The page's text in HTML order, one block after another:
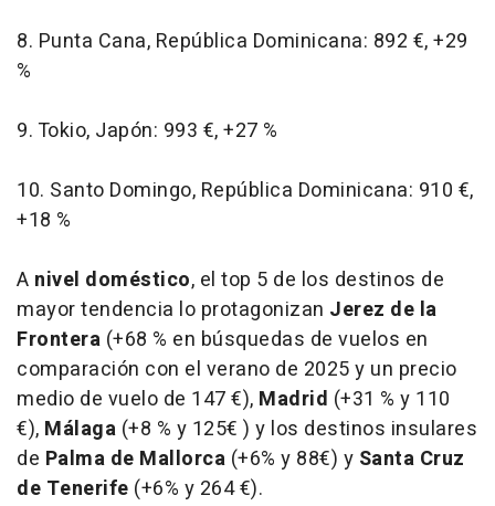
8. Punta Cana, República Dominicana: 892 €, +29
%
9. Tokio, Japón: 993 €, +27 %
10. Santo Domingo, República Dominicana: 910 €,
+18 %
A nivel doméstico, el top 5 de los destinos de
mayor tendencia lo protagonizan Jerez de la
Frontera (+68 % en búsquedas de vuelos en
comparación con el verano de 2025 y un precio
medio de vuelo de 147 €), Madrid (+31 % y 110
€), Málaga (+8 % y 125€ ) y los destinos insulares
de Palma de Mallorca (+6% y 88€) y Santa Cruz
de Tenerife (+6% y 264 €).